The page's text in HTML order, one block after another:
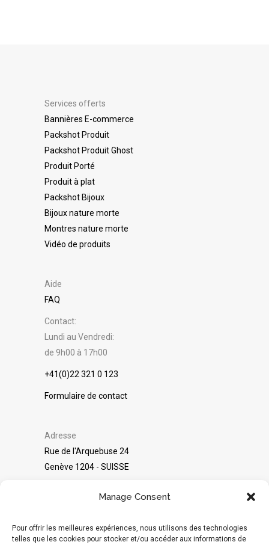
Manage Consent
Pour offrir les meilleures expériences, nous utilisons des technologies
telles que les cookies pour stocker et/ou accéder aux informations de
Services offerts
Bannières E-commerce
Packshot Produit
Packshot Produit Ghost
Produit Porté
Produit à plat
Packshot Bijoux
Bijoux nature morte
Montres nature morte
Vidéo de produits
Aide
FAQ
Contact:
Lundi au Vendredi:
de 9h00 à 17h00
+41(0)22 321 0 123
Formulaire de contact
Adresse
Rue de l'Arquebuse 24
Genève 1204 - SUISSE